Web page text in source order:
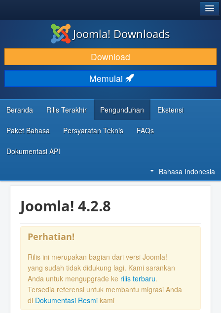
DOWNLOAD & KEMBANGKAN
TEMUKAN & PELAJARI
DUKUNGAN & KOMUNITAS
REFERENSI DEVELOPER
Joomla! Downloads
Download
Memulai
Beranda Rilis Terakhir Pengunduhan Ekstensi
Paket Bahasa Persyaratan Teknis FAQs
Dokumentasi API
Bahasa Indonesia
Joomla! 4.2.8
Perhatian!
Rilis ini merupakan bagian dari versi Joomla!
yang sudah tidak didukung lagi. Kami sarankan
Anda untuk mengupgrade ke rilis terbaru.
Tersedia referensi untuk membantu migrasi Anda
di Dokumentasi Resmi kami